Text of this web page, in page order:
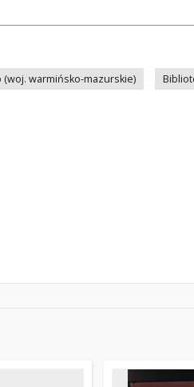
(woj. warmińsko-mazurskie)